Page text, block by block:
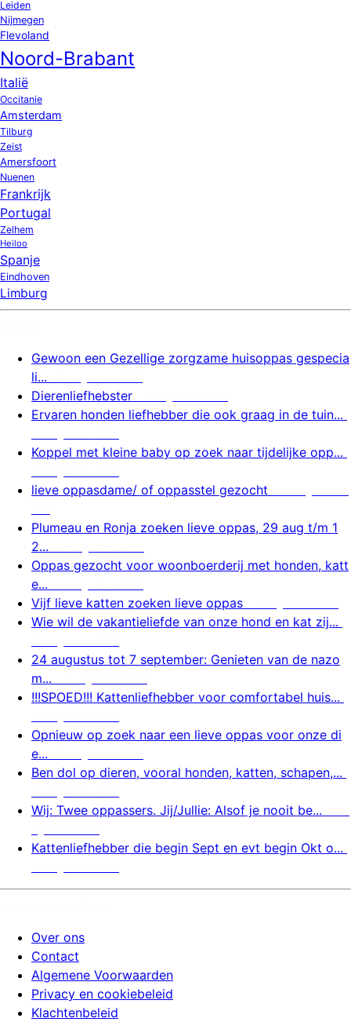
Leiden
Nijmegen
Flevoland
Noord-Brabant
Italië
Occitanie
Amsterdam
Tilburg
Zeist
Amersfoort
Nuenen
Frankrijk
Portugal
Zelhem
Heiloo
Spanje
Eindhoven
Limburg
Gewoon een Gezellige zorgzame huisoppas gespecia
li...
Dierenliefhebster
Ervaren honden liefhebber die ook graag in de tuin...
Koppel met kleine baby op zoek naar tijdelijke opp...
lieve oppasdame/ of oppasstel gezocht
Plumeau en Ronja zoeken lieve oppas, 29 aug t/m 1
2...
Oppas gezocht voor woonboerderij met honden, katt
e...
Vijf lieve katten zoeken lieve oppas
Wie wil de vakantieliefde van onze hond en kat zij...
24 augustus tot 7 september: Genieten van de nazo
m...
!!!SPOED!!! Kattenliefhebber voor comfortabel huis...
Opnieuw op zoek naar een lieve oppas voor onze di
e...
Ben dol op dieren, vooral honden, katten, schapen,...
Wij: Twee oppassers. Jij/Jullie: Alsof je nooit be...
Kattenliefhebber die begin Sept en evt begin Okt o...
Over ons
Contact
Algemene Voorwaarden
Privacy en cookiebeleid
Klachtenbeleid